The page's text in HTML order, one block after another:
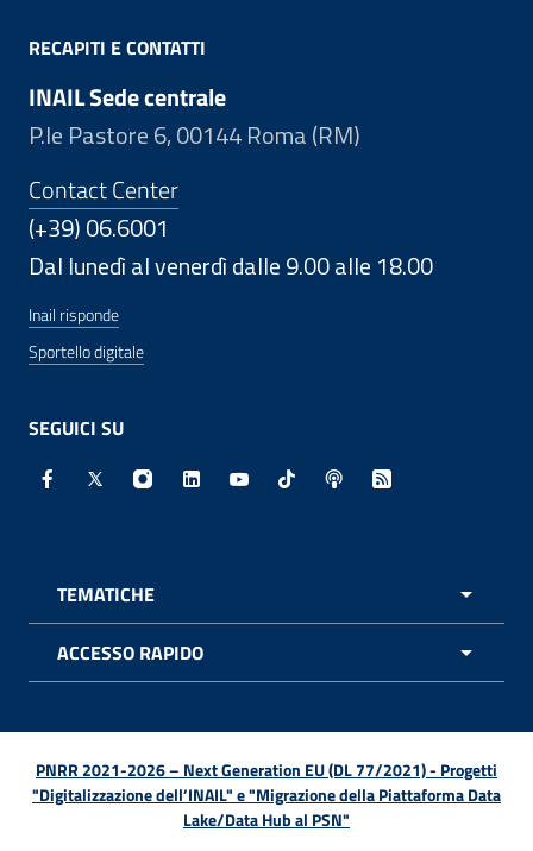
RECAPITI E CONTATTI
INAIL Sede centrale
P.le Pastore 6, 00144 Roma (RM)
Contact Center
(+39) 06.6001
Dal lunedì al venerdì dalle 9.00 alle 18.00
Inail risponde
Sportello digitale
SEGUICI SU
Facebook - Sito esterno - Apertura in nuova finestra
X - Sito esterno - Apertura in nuova finestra
Instagram - Sito esterno - Apertura in
Linkedin - Sito esterno - Apertura in
Youtube - Sito esterno -
TikTok - Sito esterno -
Spreaker - Sito
Feed RSS -
TEMATICHE
ACCESSO RAPIDO
PNRR 2021-2026 – Next Generation EU (DL 77/2021) - Progetti
"Digitalizzazione dell’INAIL" e "Migrazione della Piattaforma Data
Lake/Data Hub al PSN"